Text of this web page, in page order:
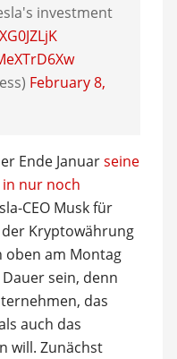
investment
February 8,
Ende Januarseine
nur noch
CEO Musk für
Kryptowährung
oben am Montag
sein, denn
das
auch das
will. Zunächst